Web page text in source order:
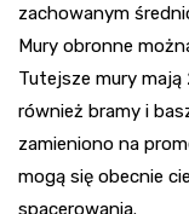
zachowanym
Mury obronne
Tutejsze mury mają
również bramy i
zamieniono na
mogą się obecnie
spacerowania.